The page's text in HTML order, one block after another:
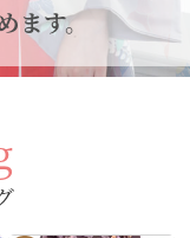
ます。